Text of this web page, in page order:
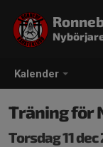
Kalender
Träning för
Torsdag 11